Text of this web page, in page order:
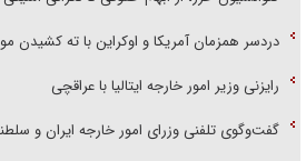
دردسر همزمان آمریکا و اوکراین با ته کشیدن
رایزنی وزیر امور خارجه ایتالیا با عراقچی
گفت‌وگوی تلفنی وزرای امور خارجه ایران و